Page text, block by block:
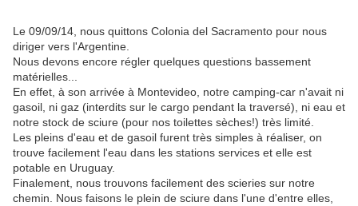
Le 09/09/14, nous quittons Colonia del Sacramento pour nous
diriger vers l'Argentine.
Nous devons encore régler quelques questions bassement
matérielles...
En effet, à son arrivée à Montevideo, notre camping-car n'avait ni
gasoil, ni gaz (interdits sur le cargo pendant la traversé), ni eau et
notre stock de sciure (pour nos toilettes sèches!) très limité.
Les pleins d'eau et de gasoil furent très simples à réaliser, on
trouve facilement l'eau dans les stations services et elle est
potable en Uruguay.
Finalement, nous trouvons facilement des scieries sur notre
chemin. Nous faisons le plein de sciure dans l'une d'entre elles,